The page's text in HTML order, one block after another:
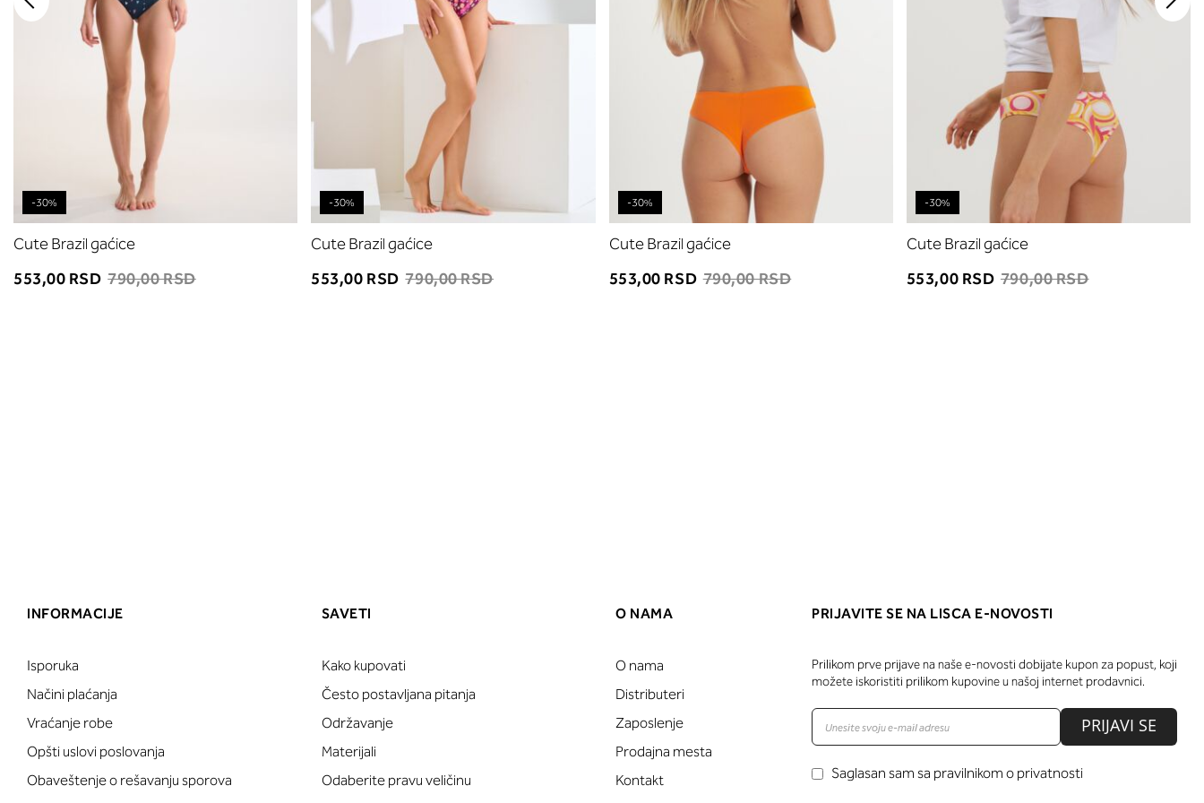
-30%
Cute Brazil gaćice
553,00 RSD 790,00 RSD
-30%
Cute Brazil gaćice
553,00 RSD 790,00 RSD
-30%
Cute Brazil gaćice
553,00 RSD 790,00 RSD
-30%
Cute Brazil gaćice
553,00 RSD 790,00 RSD
INFORMACIJE
Isporuka
Načini plaćanja
Vraćanje robe
Opšti uslovi poslovanja
Obaveštenje o rešavanju sporova
SAVETI
Kako kupovati
Često postavljana pitanja
Održavanje
Materijali
Odaberite pravu veličinu
O NAMA
O nama
Distributeri
Zaposlenje
Prodajna mesta
Kontakt
PRIJAVITE SE NA LISCA E-NOVOSTI
Prilikom prve prijave na naše e-novosti dobijate kupon za popust, koji
možete iskoristiti prilikom kupovine u našoj internet prodavnici.
PRIJAVI SE
Saglasan sam sa pravilnikom o privatnosti